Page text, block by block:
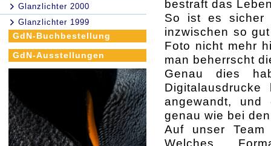
Glanzlichter 2000
Glanzlichter 1999
GdN-Buchbestellung
GdN-Ausstellungen
bestraft das
So ist es sicher
inzwischen so
Foto nicht mehr
man beherrscht
Genau dies
angewandt,
genau wie bei
Auf unser
Welches